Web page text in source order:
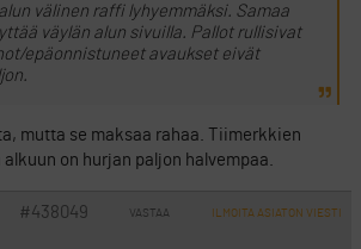
välinen raffi lyhyemmäksi. Samaa
väylän alun sivuilla. Pallot rullisivat
epäonnistuneet avaukset eivät
mutta se maksaa rahaa. Tiimerkkien
on hurjan paljon halvempaa.
#438049 VASTAA ILMOITA ASIATON VIESTI